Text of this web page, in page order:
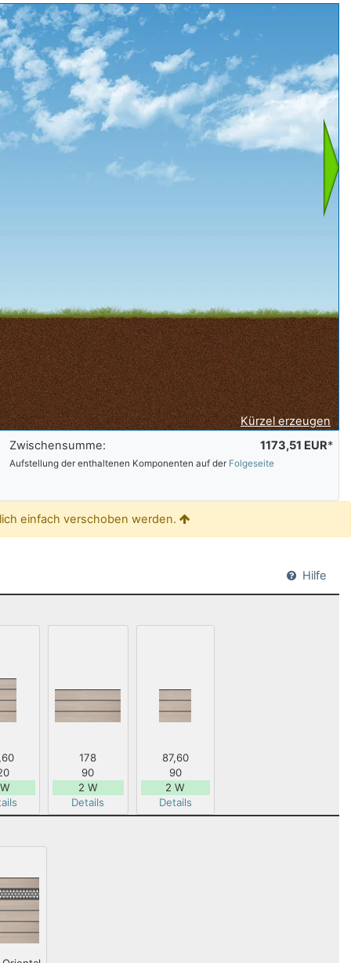
Kürzel erzeugen
Zwischensumme: 1173,51 EUR*
Aufstellung der enthaltenen Komponenten auf der Folgeseite
einfach verschoben werden.
Hilfe
178
90
2 W
Details
87,60
90
2 W
Details